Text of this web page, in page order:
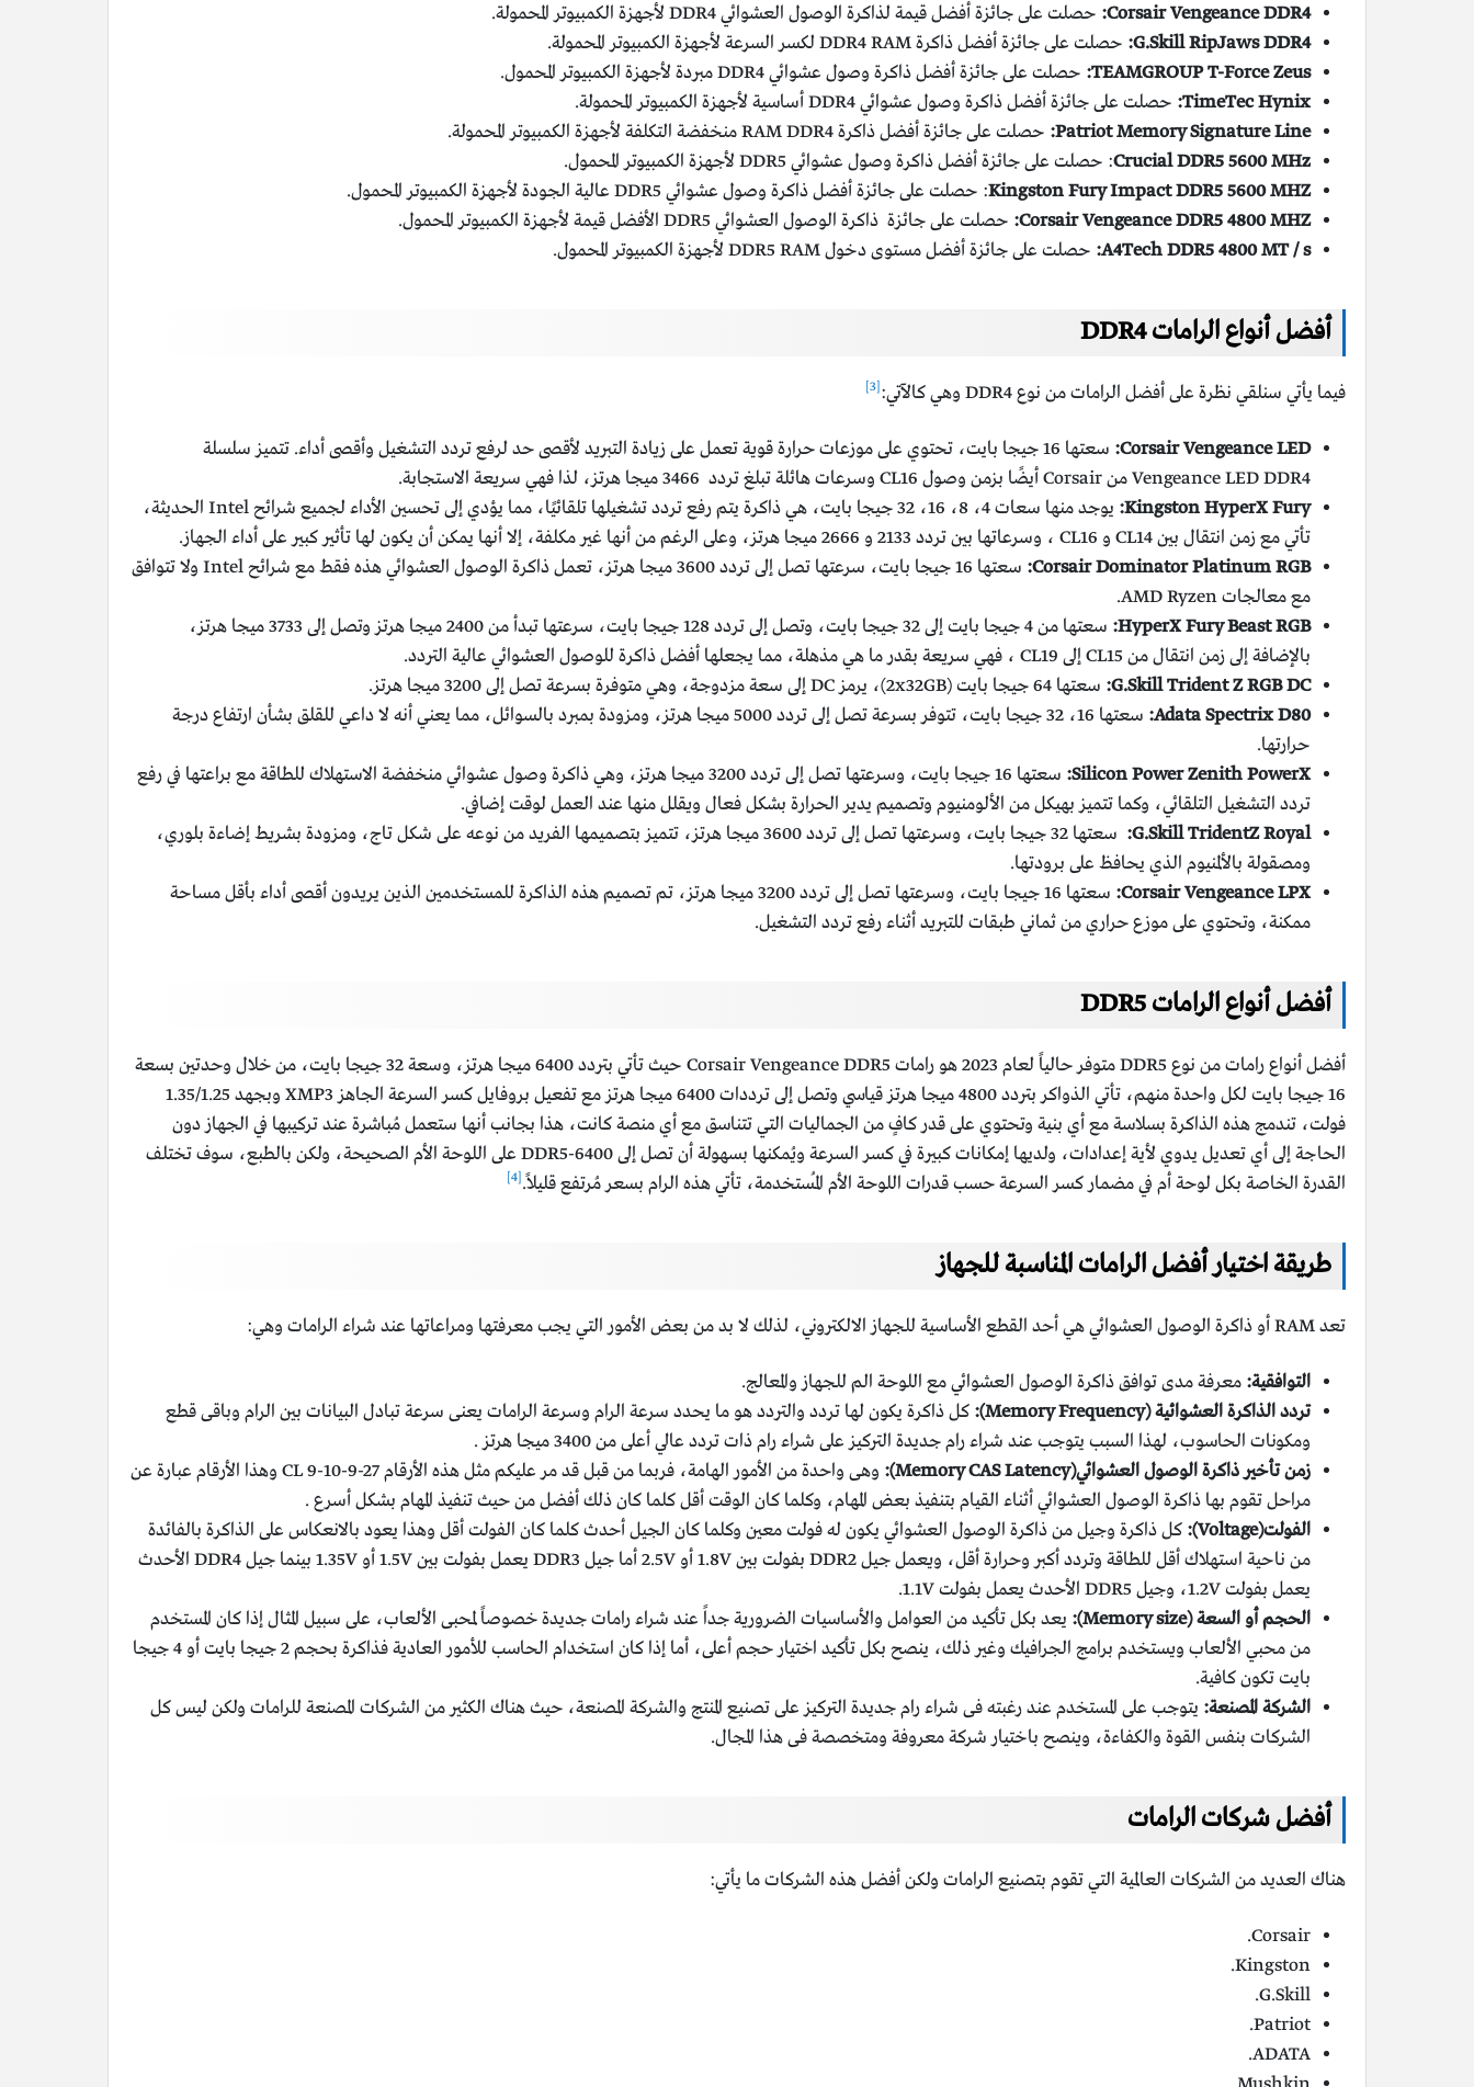
Corsair Vengeance DDR4: حصلت على جائزة أفضل قيمة لذاكرة الوصول العشوائي DDR4 لأجهزة الكمبيوتر المحمولة.
G.Skill RipJaws DDR4: حصلت على جائزة أفضل ذاكرة DDR4 RAM لكسر السرعة لأجهزة الكمبيوتر المحمولة.
TEAMGROUP T-Force Zeus: حصلت على جائزة أفضل ذاكرة وصول عشوائي DDR4 مبردة لأجهزة الكمبيوتر المحمول.
TimeTec Hynix: حصلت على جائزة أفضل ذاكرة وصول عشوائي DDR4 أساسية لأجهزة الكمبيوتر المحمولة.
Patriot Memory Signature Line: حصلت على جائزة أفضل ذاكرة RAM DDR4 منخفضة التكلفة لأجهزة الكمبيوتر المحمولة.
Crucial DDR5 5600 MHz: حصلت على جائزة أفضل ذاكرة وصول عشوائي DDR5 لأجهزة الكمبيوتر المحمول.
Kingston Fury Impact DDR5 5600 MHZ: حصلت على جائزة أفضل ذاكرة وصول عشوائي DDR5 عالية الجودة لأجهزة الكمبيوتر المحمول.
Corsair Vengeance DDR5 4800 MHZ: حصلت على جائزة ذاكرة الوصول العشوائي DDR5 الأفضل قيمة لأجهزة الكمبيوتر المحمول.
A4Tech DDR5 4800 MT / s: حصلت على جائزة أفضل مستوى دخول DDR5 RAM لأجهزة الكمبيوتر المحمول.
أفضل أنواع الرامات DDR4
فيما يأتي سنلقي نظرة على أفضل الرامات من نوع DDR4 وهي كالآتي: [3]
Corsair Vengeance LED:
سعتها 16 جيجا بايت، تحتوي على موزعات حرارة قوية تعمل على زيادة التبريد لأقصى حد لرفع تردد التشغيل وأقصى أداء. تتميز سلسلة
Vengeance LED DDR4 من Corsair أيضًا بزمن وصول CL16 وسرعات هائلة تبلغ تردد 3466 ميجا هرتز، لذا فهي سريعة الاستجابة.
Kingston HyperX Fury:
يوجد منها سعات 4، 8، 16، 32 جيجا بايت، هي ذاكرة يتم رفع تردد تشغيلها تلقائيًا، مما يؤدي إلى تحسين الأداء لجميع شرائح Intel الحديثة،
تأتي مع زمن انتقال بين CL14 و CL16 ، وسرعاتها بين تردد 2133 و 2666 ميجا هرتز، وعلى الرغم من أنها غير مكلفة، إلا أنها يمكن أن يكون لها تأثير كبير على أداء الجهاز.
Corsair Dominator Platinum RGB:
سعتها 16 جيجا بايت، سرعتها تصل إلى تردد 3600 ميجا هرتز، تعمل ذاكرة الوصول العشوائي هذه فقط مع شرائح Intel ولا تتوافق
مع معالجات AMD Ryzen.
HyperX Fury Beast RGB:
سعتها من 4 جيجا بايت إلى 32 جيجا بايت، وتصل إلى تردد 128 جيجا بايت، سرعتها تبدأ من 2400 ميجا هرتز وتصل إلى 3733 ميجا هرتز،
بالإضافة إلى زمن انتقال من CL15 إلى CL19 ، فهي سريعة بقدر ما هي مذهلة، مما يجعلها أفضل ذاكرة للوصول العشوائي عالية التردد.
G.Skill Trident Z RGB DC: سعتها 64 جيجا بايت (2x32GB)، يرمز DC إلى سعة مزدوجة، وهي متوفرة بسرعة تصل إلى 3200 ميجا هرتز.
Adata Spectrix D80:
سعتها 16، 32 جيجا بايت، تتوفر بسرعة تصل إلى تردد 5000 ميجا هرتز، ومزودة بمبرد بالسوائل، مما يعني أنه لا داعي للقلق بشأن ارتفاع درجة
حرارتها.
Silicon Power Zenith PowerX:
سعتها 16 جيجا بايت، وسرعتها تصل إلى تردد 3200 ميجا هرتز، وهي ذاكرة وصول عشوائي منخفضة الاستهلاك للطاقة مع براعتها في رفع
تردد التشغيل التلقائي، وكما تتميز بهيكل من الألومنيوم وتصميم يدير الحرارة بشكل فعال ويقلل منها عند العمل لوقت إضافي.
G.Skill TridentZ Royal:
سعتها 32 جيجا بايت، وسرعتها تصل إلى تردد 3600 ميجا هرتز، تتميز بتصميمها الفريد من نوعه على شكل تاج، ومزودة بشريط إضاءة بلوري،
ومصقولة بالألمنيوم الذي يحافظ على برودتها.
Corsair Vengeance LPX:
سعتها 16 جيجا بايت، وسرعتها تصل إلى تردد 3200 ميجا هرتز، تم تصميم هذه الذاكرة للمستخدمين الذين يريدون أقصى أداء بأقل مساحة
ممكنة، وتحتوي على موزع حراري من ثماني طبقات للتبريد أثناء رفع تردد التشغيل.
أفضل أنواع الرامات DDR5
أفضل أنواع رامات من نوع DDR5 متوفر حالياً لعام 2023 هو رامات Corsair Vengeance DDR5 حيث تأتي بتردد 6400 ميجا هرتز، وسعة 32 جيجا بايت، من خلال وحدتين بسعة
16 جيجا بايت لكل واحدة منهم، تأتي الذواكر بتردد 4800 ميجا هرتز قياسي وتصل إلى ترددات 6400 ميجا هرتز مع تفعيل بروفايل كسر السرعة الجاهز XMP3 وبجهد 1.35/1.25
فولت، تندمج هذه الذاكرة بسلاسة مع أي بنية وتحتوي على قدر كافٍ من الجماليات التي تتناسق مع أي منصة كانت، هذا بجانب أنها ستعمل مُباشرة عند تركيبها في الجهاز دون
الحاجة إلى أي تعديل يدوي لأية إعدادات، ولديها إمكانات كبيرة في كسر السرعة ويُمكنها بسهولة أن تصل إلى DDR5-6400 على اللوحة الأم الصحيحة، ولكن بالطبع، سوف تختلف
القدرة الخاصة بكل لوحة أم في مضمار كسر السرعة حسب قدرات اللوحة الأم المُستخدمة، تأتي هذه الرام بسعر مُرتفع قليلاً.[4]
طريقة اختيار أفضل الرامات المناسبة للجهاز
تعد RAM أو ذاكرة الوصول العشوائي هي أحد القطع الأساسية للجهاز الالكتروني، لذلك لا بد من بعض الأمور التي يجب معرفتها ومراعاتها عند شراء الرامات وهي:
التوافقية: معرفة مدى توافق ذاكرة الوصول العشوائي مع اللوحة الم للجهاز والمعالج.
تردد الذاكرة العشوائية (Memory Frequency):
كل ذاكرة يكون لها تردد والتردد هو ما يحدد سرعة الرام وسرعة الرامات يعنى سرعة تبادل البيانات بين الرام وباقى قطع
ومكونات الحاسوب، لهذا السبب يتوجب عند شراء رام جديدة التركيز على شراء رام ذات تردد عالي أعلى من 3400 ميجا هرتز .
زمن تأخير ذاكرة الوصول العشوائي(Memory CAS Latency):
وهى واحدة من الأمور الهامة، فربما من قبل قد مر عليكم مثل هذه الأرقام CL 9-10-9-27 وهذا الأرقام عبارة عن
مراحل تقوم بها ذاكرة الوصول العشوائي أثناء القيام بتنفيذ بعض المهام، وكلما كان الوقت أقل كلما كان ذلك أفضل من حيث تنفيذ المهام بشكل أسرع .
الفولت(Voltage):
كل ذاكرة وجيل من ذاكرة الوصول العشوائي يكون له فولت معين وكلما كان الجيل أحدث كلما كان الفولت أقل وهذا يعود بالانعكاس على الذاكرة بالفائدة
من ناحية استهلاك أقل للطاقة وتردد أكبر وحرارة أقل، ويعمل جيل DDR2 بفولت بين 1.8V أو 2.5V أما جيل DDR3 يعمل بفولت بين 1.5V أو 1.35V بينما جيل DDR4 الأحدث
يعمل بفولت 1.2V، وجيل DDR5 الأحدث يعمل بفولت 1.1V.
الحجم أو السعة (Memory size):
يعد بكل تأكيد من العوامل والأساسيات الضرورية جداً عند شراء رامات جديدة خصوصاً لمحبى الألعاب، على سبيل المثال إذا كان المستخدم
من محبي الألعاب ويستخدم برامج الجرافيك وغير ذلك، ينصح بكل تأكيد اختيار حجم أعلى، أما إذا كان استخدام الحاسب للأمور العادية فذاكرة بحجم 2 جيجا بايت أو 4 جيجا
بايت تكون كافية.
الشركة المصنعة: يتوجب على المستخدم عند رغبته فى شراء رام جديدة التركيز على تصنيع المنتج والشركة المصنعة، حيث هناك الكثير من الشركات المصنعة للرامات ولكن ليس كل
الشركات بنفس القوة والكفاءة، وينصح باختيار شركة معروفة ومتخصصة فى هذا المجال.
أفضل شركات الرامات
هناك العديد من الشركات العالمية التي تقوم بتصنيع الرامات ولكن أفضل هذه الشركات ما يأتي:
Corsair.
Kingston.
G.Skill.
Patriot.
ADATA.